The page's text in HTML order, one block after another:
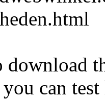
can